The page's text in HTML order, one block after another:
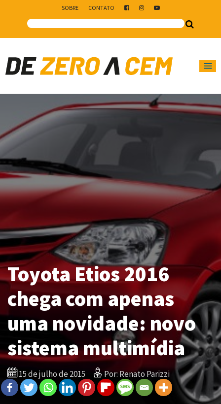
SOBRE CONTATO
Main Navigation
Toyota Etios 2016
chega com apenas
uma novidade: novo
sistema multimídia
15 de julho de 2015 Por: Renato Parizzi